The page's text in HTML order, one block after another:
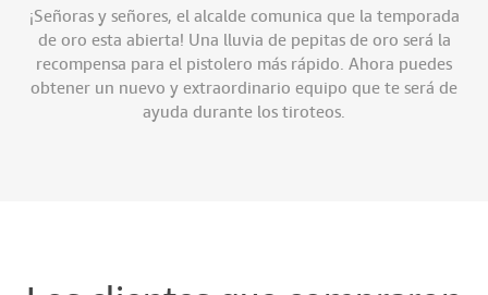
¡Señoras y señores, el alcalde comunica que la temporada
de oro esta abierta! Una lluvia de pepitas de oro será la
recompensa para el pistolero más rápido. Ahora puedes
obtener un nuevo y extraordinario equipo que te será de
ayuda durante los tiroteos.